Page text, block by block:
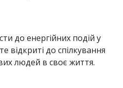
до енергійних подій у
відкриті до спілкування
людей в своє життя.